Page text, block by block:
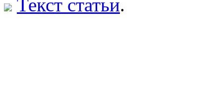
Текст статьи.